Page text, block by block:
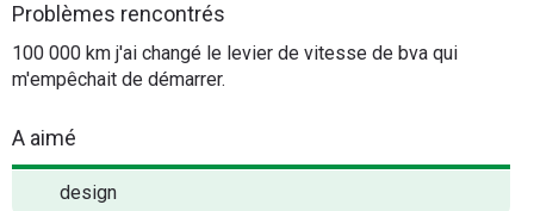
Problèmes rencontrés
100 000 km j'ai changé le levier de vitesse de bva qui
m'empêchait de démarrer.
A aimé
design